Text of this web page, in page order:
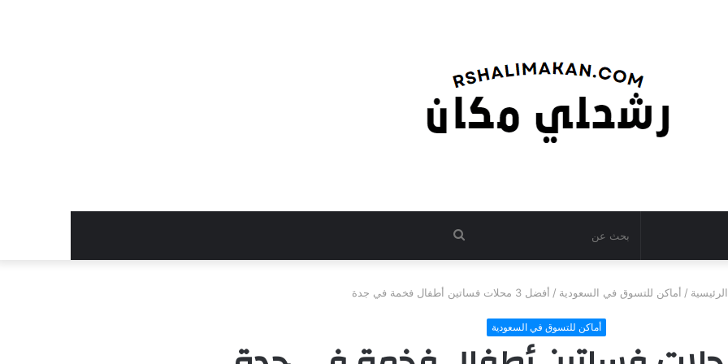
بحث
عن
الرئيسية / أماكن للتسوق في السعودية / أفضل 3 محلات فساتين أطفال فخمة في جدة
أماكن للتسوق في السعودية